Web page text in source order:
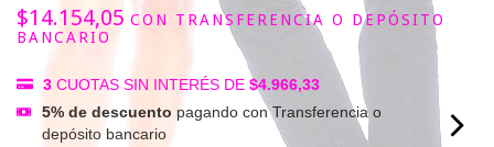
$14.154,05 CON
TRANSFERENCIA O DEPÓSITO
BANCARIO
3 CUOTAS SIN INTERÉS DE $4.966,33
5% de descuento pagando con Transferencia o
depósito bancario